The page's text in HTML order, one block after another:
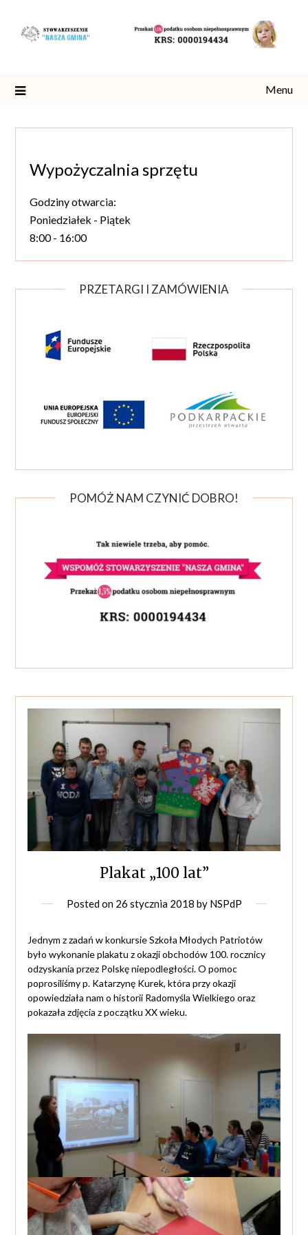
content
Menu
Wypożyczalnia sprzętu
Godziny otwarcia:
Poniedziałek - Piątek
8:00 - 16:00
PRZETARGI I ZAMÓWIENIA
POMÓŻ NAM CZYNIĆ DOBRO!
Plakat „100 lat”
Posted on 26 stycznia 2018 by NSPdP
Jednym z zadań w konkursie Szkoła Młodych Patriotów
było wykonanie plakatu z okazji obchodów 100. rocznicy
odzyskania przez Polskę niepodległości. O pomoc
poprosiliśmy p. Katarzynę Kurek, która przy okazji
opowiedziała nam o historii Radomyśla Wielkiego oraz
pokazała zdjęcia z początku XX wieku.